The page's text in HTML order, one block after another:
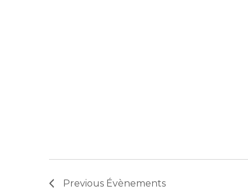
Previous Évènements